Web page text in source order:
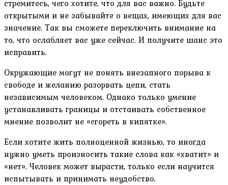
стремитесь, чего хотите, что для вас важно. Будьте
открытыми и не забывайте о вещах, имеющих для вас
значение. Так вы сможете переключить внимание на
то, что ослабляет вас уже сейчас. И получите шанс это
исправить.
Окружающие могут не понять внезапного порыва к
свободе и желанию разорвать цепи, стать
независимым человеком. Однако только умение
устанавливать границы и отстаивать собственное
мнение позволит не «сгореть в кипятке».
Если хотите жить полноценной жизнью, то иногда
нужно уметь произносить такие слова как «хватит» и
«нет». Человек может вырасти, только если научится
испытывать и принимать неудобство.